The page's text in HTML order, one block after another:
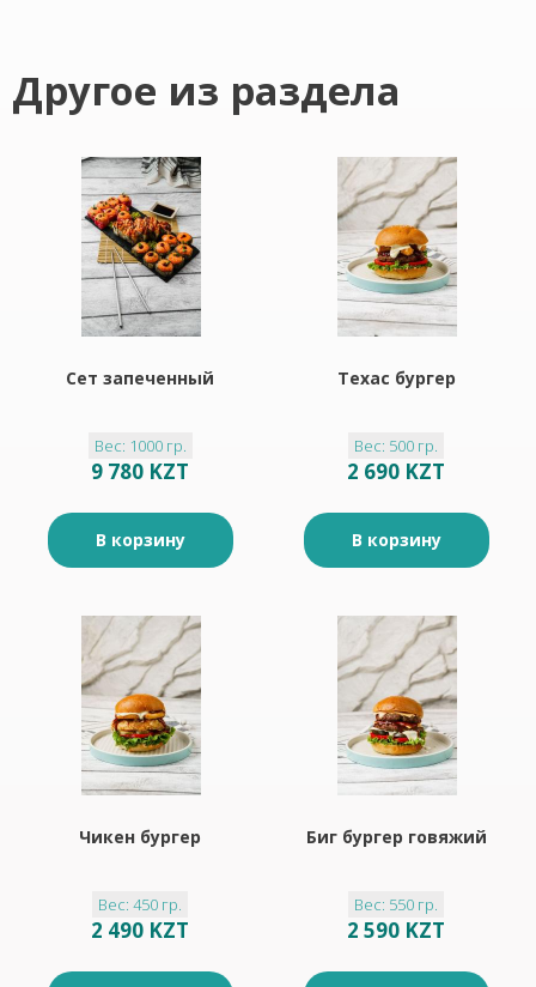
Другое из раздела
Сет запеченный
Вес: 1000 гр.
9 780 KZT
В корзину
Техас бургер
Вес: 500 гр.
2 690 KZT
В корзину
Чикен бургер
Вес: 450 гр.
2 490 KZT
Биг бургер говяжий
Вес: 550 гр.
2 590 KZT